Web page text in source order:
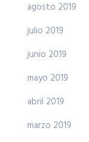
agosto 2019
julio 2019
junio 2019
mayo 2019
abril 2019
marzo 2019